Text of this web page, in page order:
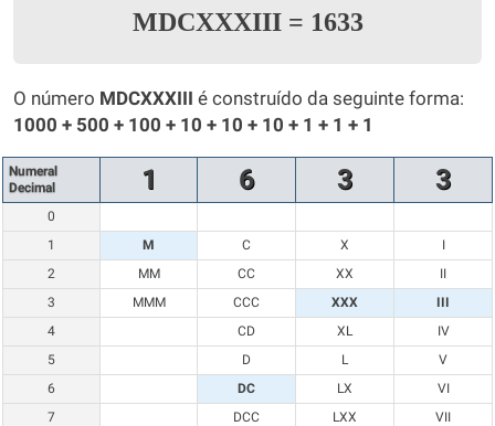
MDCXXXIII = 1633
O número MDCXXXIII é construído da seguinte forma:
1000 + 500 + 100 + 10 + 10 + 10 + 1 + 1 + 1
Numeral
Decimal
1 6 3 3
0
1
M C X
I
2
MM CC XX
II
3
MMM CCC XXX
III
4
CD XL
IV
5
D L
V
6
DC LX
VI
7
DCC LXX
VII